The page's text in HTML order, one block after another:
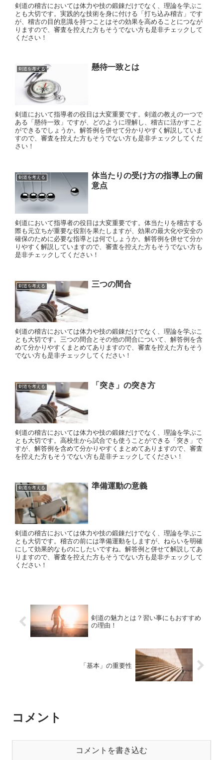
剣道の稽古においては体力や技の鍛錬だけでなく、理論を学ぶこ
とも大切です。実践的な技術を身に付ける「打ち込み稽古」です
が、稽古の目的意識を持つことはその効果を高めることにつなが
りますので、審査を控えた方もそうでない方も是非チェックして
ください！
剣道を考える 懸待一致とは
剣道において指導者の役目は大変重要です。剣道の教えの一つで
ある「懸待一致」ですが、どのように理解し、稽古に活かすこと
ができるでしょうか。解答例を併せて分かりやすく解説していま
すので、審査を控えた方もそうでない方も是非チェックしてくだ
さい！
剣道を考える
体当たりの受け方の指導上の留
意点
剣道において指導者の役目は大変重要です。体当たりを稽古する
際も元立ちが重要な役割を果たしますが、効果の最大化や安全の
確保のために必要な指導とは何でしょうか。解答例を併せて分か
りやすく解説していますので、審査を控えた方もそうでない方も
是非チェックしてください！
剣道を考える 三つの間合
剣道の稽古においては体力や技の鍛錬だけでなく、理論を学ぶこ
とも大切です。三つの間合とその他の間合について、解答例を含
めて分かりやすくまとめてありますので、審査を控えた方もそう
でない方も是非チェックしてください！
剣道を考える 「突き」の突き方
剣道の稽古においては体力や技の鍛錬だけでなく、理論を学ぶこ
とも大切です。高校生から試合でも使うことができる「突き」で
すが、解答例を含めて分かりやすくまとめてありますので、審査
を控えた方もそうでない方も是非チェックしてください！
剣道を考える 準備運動の意義
剣道の稽古においては体力や技の鍛錬だけでなく、理論を学ぶこ
とも大切です。稽古の前には準備運動をしますが、ねらいを明確
にして効果的なものにしたいですね。解答例と併せて解説してあ
りますので、審査を控えた方もそうでない方も是非チェックして
ください！
剣道の魅力とは？習い事にもおすすめ
の理由！
「基本」の重要性
コメント
コメントを書き込む